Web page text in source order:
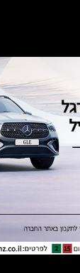
פשרה בתצ 56447-02-19